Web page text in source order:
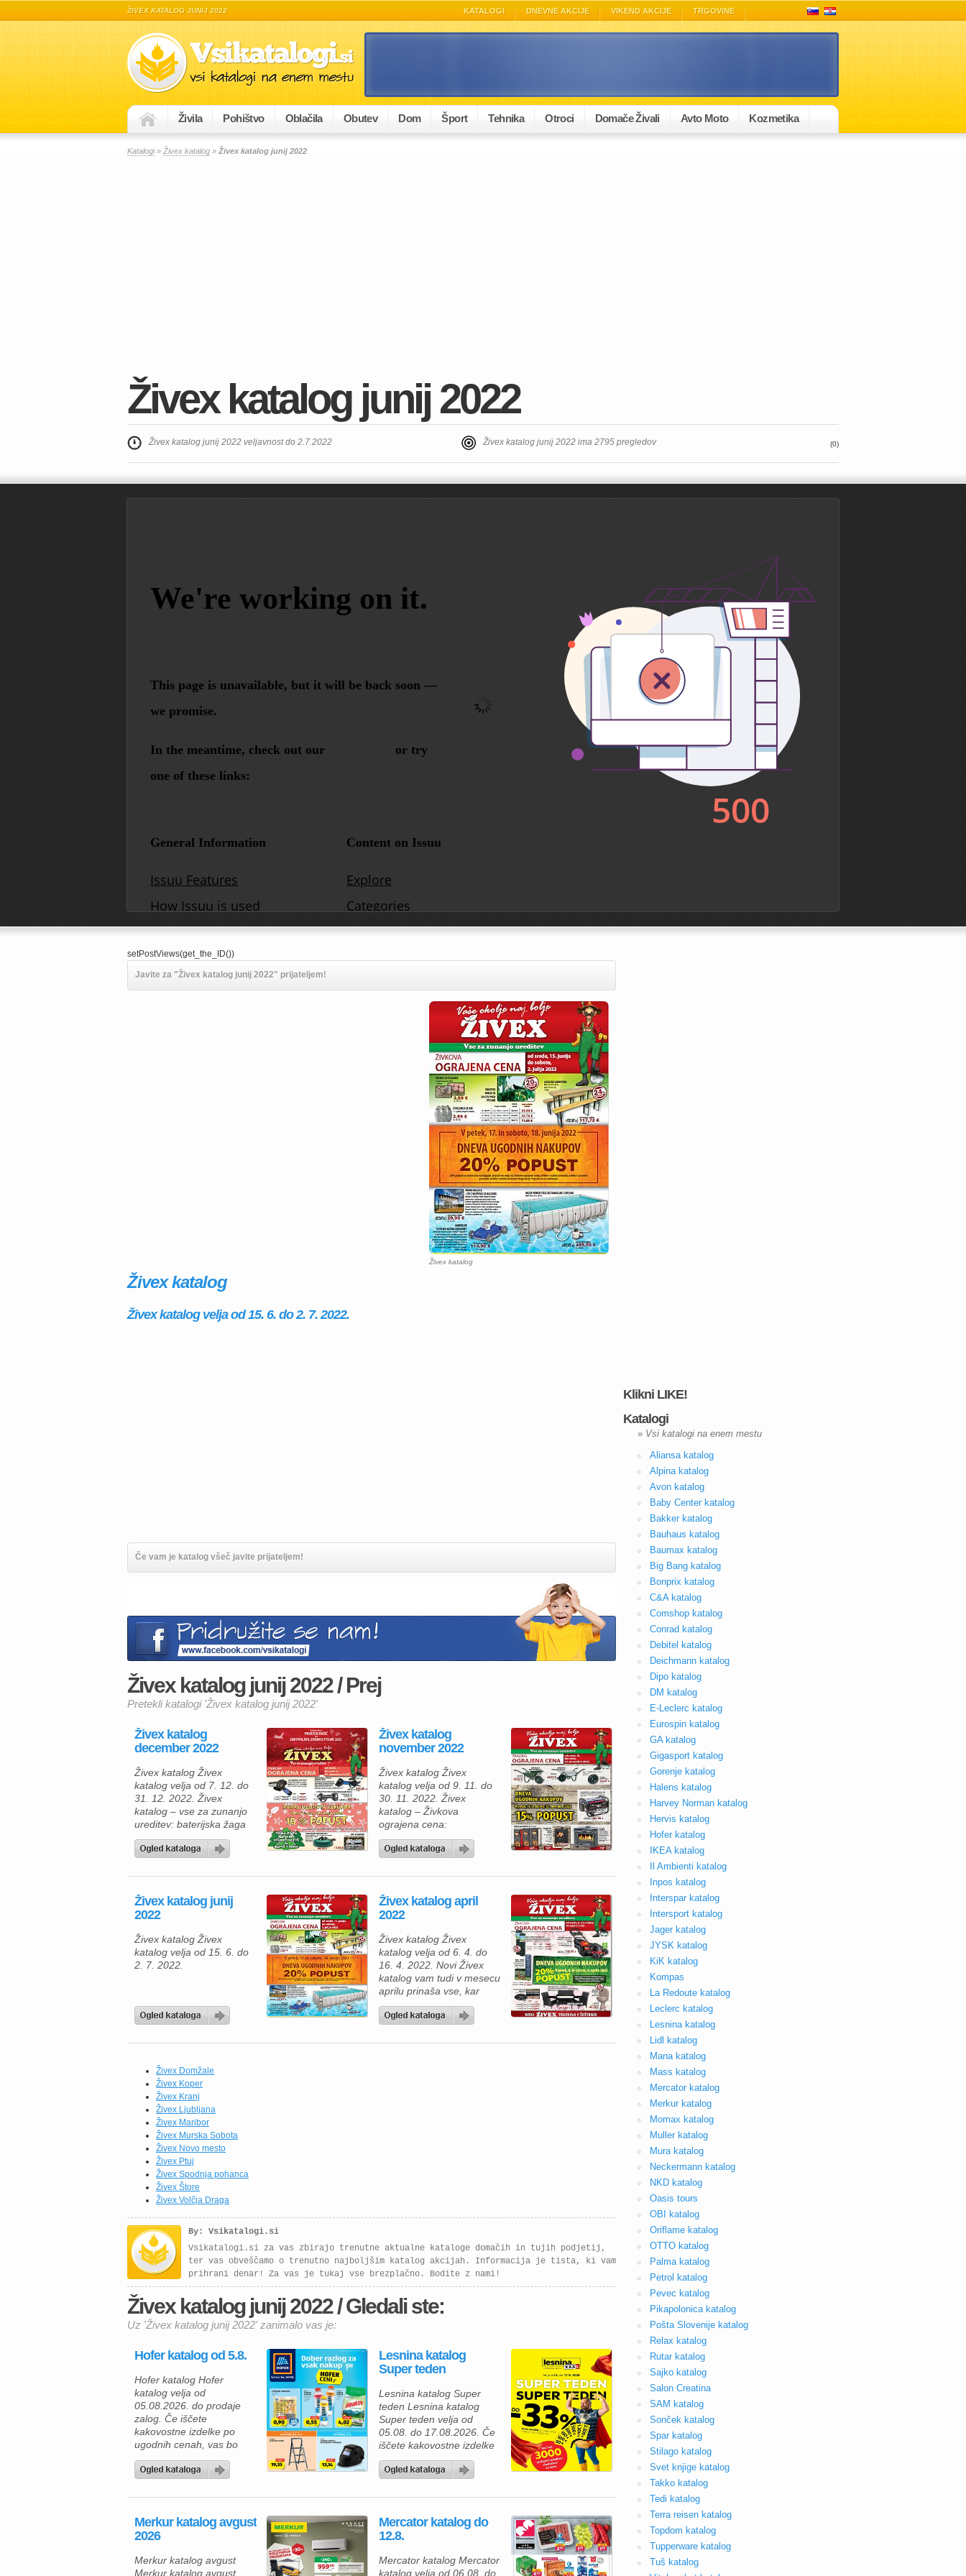
ŽIVEX KATALOG JUNIJ 2022 KATALOGI DNEVNE AKCIJE VIKEND AKCIJE TRGOVINE
Živila Pohištvo Oblačila Obutev Dom Šport Tehnika Otroci Domače Živali Avto Moto Kozmetika
Katalogi» Živex katalog » Živex katalog junij 2022
Živex katalog junij 2022
Živex katalog junij 2022 veljavnost do 2.7.2022 Živex katalog junij 2022 ima 2795 pregledov (0)
setPostViews(get_the_ID())
Javite za "Živex katalog junij 2022" prijateljem!
Živex katalog
Živex katalog
Živex katalog velja od 15. 6. do 2. 7. 2022.
Če vam je katalog všeč javite prijateljem!
Živex katalog junij 2022 / Prej
Pretekli katalogi 'Živex katalog junij 2022'
Živex katalog
december 2022
Živex katalog Živex
katalog velja od 7. 12. do
31. 12. 2022. Živex
katalog – vse za zunanjo
ureditev: baterijska žaga
Vesco brez baterij 229, 90
€, komplet z dvema
vinogradniške baterijske
akumulatorske škarje za
obrezovanje Ausonia Work
ugodnih nakupov […]
Živex katalog
november 2022
Živex katalog Živex
katalog velja od 9. 11. do
30. 11. 2022. Živex
katalog – Živkova
ograjena cena:
samokolnica barvano
korito 49, 90 €, kolo za
€, generator PT7301
389, 90 €, peč Blist
Ekonomik Lux 239 €, peč
Živex katalog junij
2022
Živex katalog Živex
katalog velja od 15. 6. do
2. 7. 2022.
Živex katalog april
2022
Živex katalog Živex
katalog velja od 6. 4. do
16. 4. 2022. Novi Živex
katalog vam tudi v mesecu
aprilu prinaša vse, kar
potrebujete za zunanjo
ureditev: Mreža Normal
elektro varjena mreža,
Živex Domžale
Živex Koper
Živex Kranj
Živex Ljubljana
Živex Maribor
Živex Murska Sobota
Živex Novo mesto
Živex Ptuj
Živex Spodnja pohanca
Živex Štore
Živex Volčja Draga
By: Vsikatalogi.si
Vsikatalogi.si za vas zbirajo trenutne aktualne kataloge domačih in tujih podjetij,
ter vas obveščamo o trenutno najboljšim katalog akcijah. Informacija je tista, ki vam
prihrani denar! Za vas je tukaj vse brezplačno. Bodite z nami!
Živex katalog junij 2022 / Gledali ste:
Uz 'Živex katalog junij 2022' zanimalo vas je:
Hofer katalog od 5.8.
Hofer katalog Hofer
katalog velja od
05.08.2026. do prodaje
zalog. Če iščete
kakovostne izdelke po
ugodnih cenah, vas bo
zagotovo navdušila. Med
uporabo najdete številne
pijače, izdelke za dom in
gospodinjstvo ter
različna opravila. Za hiter
Lesnina katalog
Super teden
Lesnina katalog Super
teden Lesnina katalog
Super teden velja od
05.08. do 17.08.2026. Če
iščete kakovostne izdelke
za prijetnejši in lepše
urejen dom, vas bo
Lesnina kataloga zagotovo
odlične akcijske cene in
bogato izbiro izdelkov za
kuhinjo in jedilnico ter svoj
Merkur katalog avgust
2026
Merkur katalog avgust
Merkur katalog avgust
Mercator katalog do
12.8.
Mercator katalog Mercator
katalog velja od 06.08. do
Klikni LIKE!
Katalogi
» Vsi katalogi na enem mestu
Aliansa katalog
Alpina katalog
Avon katalog
Baby Center katalog
Bakker katalog
Bauhaus katalog
Baumax katalog
Big Bang katalog
Bonprix katalog
C&A katalog
Comshop katalog
Conrad katalog
Debitel katalog
Deichmann katalog
Dipo katalog
DM katalog
E-Leclerc katalog
Eurospin katalog
GA katalog
Gigasport katalog
Gorenje katalog
Halens katalog
Harvey Norman katalog
Hervis katalog
Hofer katalog
IKEA katalog
Il Ambienti katalog
Inpos katalog
Interspar katalog
Intersport katalog
Jager katalog
JYSK katalog
KiK katalog
Kompas
La Redoute katalog
Leclerc katalog
Lesnina katalog
Lidl katalog
Mana katalog
Mass katalog
Mercator katalog
Merkur katalog
Momax katalog
Muller katalog
Mura katalog
Neckermann katalog
NKD katalog
Oasis tours
OBI katalog
Oriflame katalog
OTTO katalog
Palma katalog
Petrol katalog
Pevec katalog
Pikapolonica katalog
Pošta Slovenije katalog
Relax katalog
Rutar katalog
Sajko katalog
Salon Creatina
SAM katalog
Sonček katalog
Spar katalog
Stilago katalog
Svet knjige katalog
Takko katalog
Tedi katalog
Terra reisen katalog
Topdom katalog
Tupperware katalog
Tuš katalog